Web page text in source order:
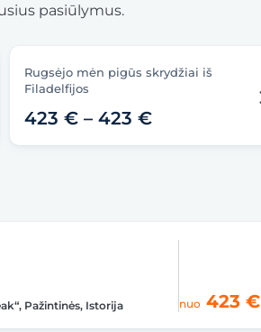
pasiūlymus.
Rugsėjo mėn pigūs skrydžiai iš
Filadelfijos
423 € – 423 €
, Pažintinės, Istorija nuo 423 €